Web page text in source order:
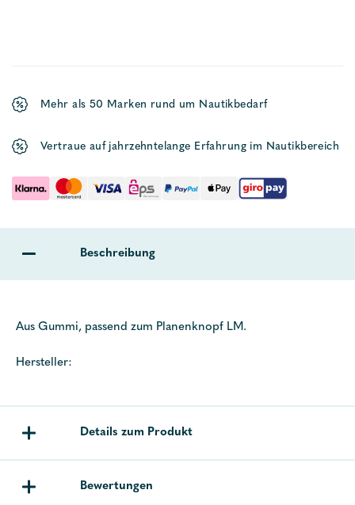
Mehr als 50 Marken rund um Nautikbedarf
Vertraue auf jahrzehntelange Erfahrung im Nautikbereich
Beschreibung
Aus Gummi, passend zum Planenknopf LM.
Hersteller:
Details zum Produkt
Bewertungen